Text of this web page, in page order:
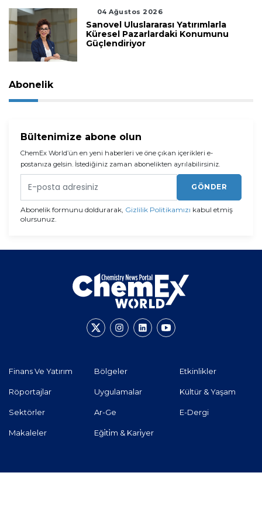
04 Ağustos 2026
Sanovel Uluslararası Yatırımlarla
Küresel Pazarlardaki Konumunu
Güçlendiriyor
Abonelik
Bültenimize abone olun
ChemEx World’ün en yeni haberleri ve öne çıkan içerikleri e-
postanıza gelsin. İstediğiniz zaman abonelikten ayrılabilirsiniz.
GÖNDER
Abonelik formunu doldurarak, Gizlilik Politikamızı kabul etmiş
olursunuz.
Finans Ve Yatırım
Röportajlar
Sektörler
Makaleler
Bölgeler
Uygulamalar
Ar-Ge
Eği̇ti̇m & Kari̇yer
Etkinlikler
Kültür & Yaşam
E-Dergi